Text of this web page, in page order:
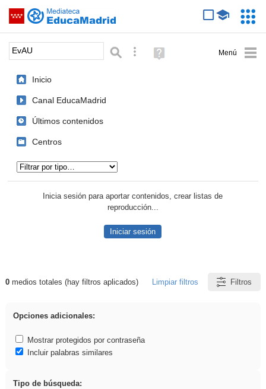
Saltar navegación
Palabra o frase: Búsqueda avanzada
Ayuda
(en
Inicio
Canal EducaMadrid
Últimos contenidos
Centros
Inicia sesión para aportar contenidos, crear listas de
reproducción...
Iniciar sesión
Resultados de: EvAU
0medios totales (hay filtros aplicados) Limpiar filtros Filtros
Opciones adicionales:
Mostrar protegidos por contraseña
Incluir palabras similares
Tipo de búsqueda: